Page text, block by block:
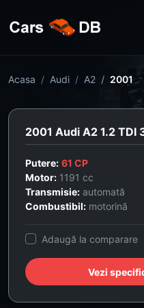
Acasa Audi A2 2001
2001 Audi A2 1.2 TDI
Putere: 61 CP
Motor: 1191 cc
Transmisie: automată
Combustibil: motorină
Adaugă la comparare
Vezi